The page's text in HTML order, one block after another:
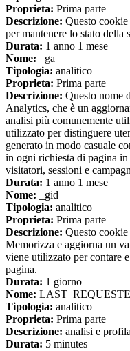
Proprieta: Prima parte
Descrizione: Questo
per mantenere lo stato della
Durata: 1 anno 1 mese
Nome: _ga
Tipologia: analitico
Proprieta: Prima parte
Descrizione: Questo nome
Analytics, che è un
analisi più comunemente
utilizzato per distinguere
generato in modo casuale
in ogni richiesta di pagina
visitatori, sessioni e
Durata: 1 anno 1 mese
Nome: _gid
Tipologia: analitico
Proprieta: Prima parte
Descrizione: Questo
Memorizza e aggiorna un
viene utilizzato per contare
pagina.
Durata: 1 giorno
Nome:
Tipologia: analitico
Proprieta: Prima parte
Descrizione: analisi e
Durata: 5 minutes